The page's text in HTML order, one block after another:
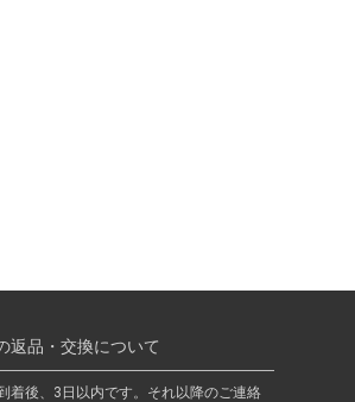
返品・交換について
着後、3日以内です。それ以降のご連絡